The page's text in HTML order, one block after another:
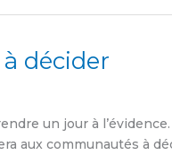
décider
un jour à
aux communautés à